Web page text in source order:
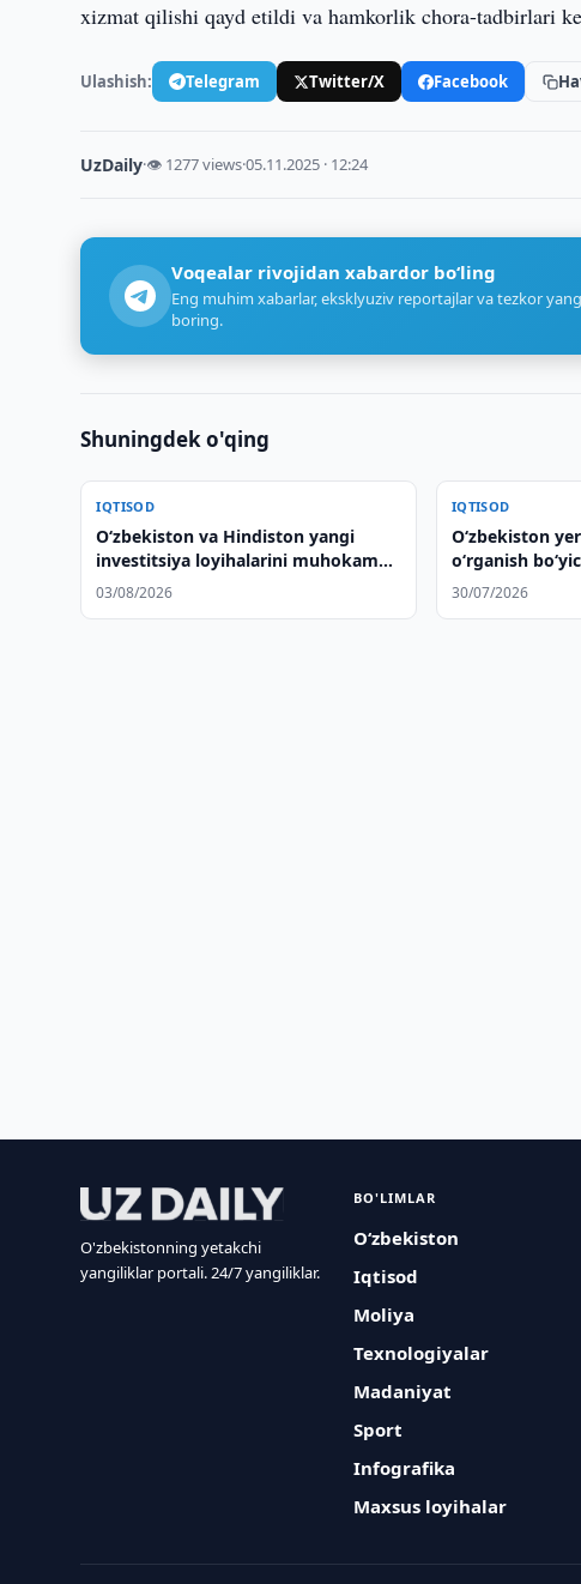
xizmat qilishi qayd etildi va hamkorlik chora-tadbirlari
Ulashish: Telegram Twitter/X Facebook
UzDaily·👁 1277 views·05.11.2025 · 12:24
Voqealar rivojidan xabardor bo‘ling
Eng muhim xabarlar, eksklyuziv reportajlar va tezkor
boring.
Shuningdek o'qing
IQTISOD
Oʻzbekiston va Hindiston yangi
investitsiya loyihalarini muhokama
qilishdi
03/08/2026
IQTISOD
Oʻzbekiston
oʻrganish
kengaytiradi
30/07/2026
O'zbekistonning yetakchi
yangiliklar portali. 24/7 yangiliklar.
BO'LIMLAR
O‘zbekiston
Iqtisod
Moliya
Texnologiyalar
Madaniyat
Sport
Infografika
Maxsus loyihalar